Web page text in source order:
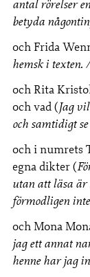
antal rörelser
betyda
och Frida
hemsk i texten.
och Rita
och vad (Jag
och samtidigt
och i numrets
egna dikter (
utan att läsa är
förmodligen
och Mona
jag ett annat
henne har jag